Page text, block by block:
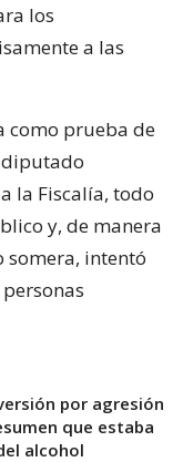
los
a las
como prueba de
la Fiscalía, todo
y, de manera
somera, intentó
por agresión
que estaba
alcohol